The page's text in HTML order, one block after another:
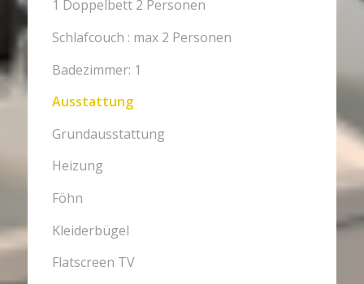
1 Doppelbett 2 Personen
Schlafcouch : max 2 Personen
Badezimmer: 1
Ausstattung
Grundausstattung
Heizung
Föhn
Kleiderbügel
Flatscreen TV